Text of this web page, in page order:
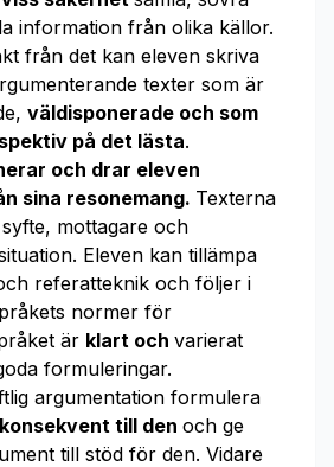
information från olika källor.
från det kan eleven skriva
texter som är
väldisponerade och som
på det lästa.
och drar eleven
sina resonemang. Texterna
mottagare och
Eleven kan tillämpa
referatteknik och följer i
normer för
är klart och varierat
formuleringar.
argumentation formulera
till den och ge
till stöd för den. Vidare